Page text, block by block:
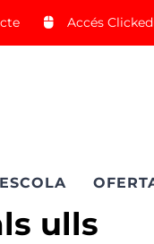
Accés
ulls